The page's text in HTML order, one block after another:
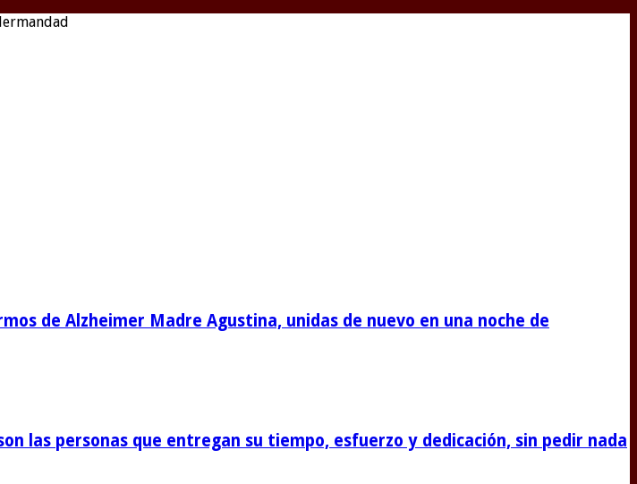
de Alzheimer Madre Agustina, unidas de nuevo en una noche de
las personas que entregan su tiempo, esfuerzo y dedicación, sin pedir nada